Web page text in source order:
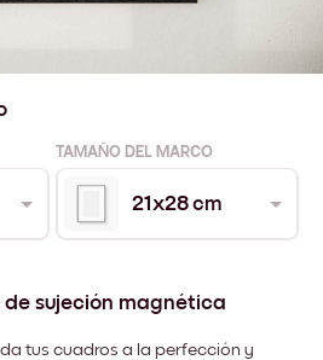
TAMAÑO DEL MARCO
21x28 cm
de sujeción magnética
tus cuadros a la perfección y